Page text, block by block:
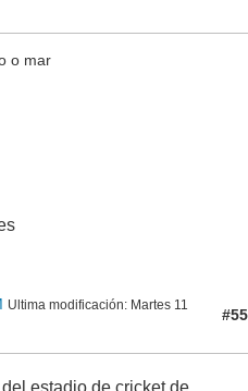
o mar
Ultima modificación: Martes 11
#55
estadio de cricket de